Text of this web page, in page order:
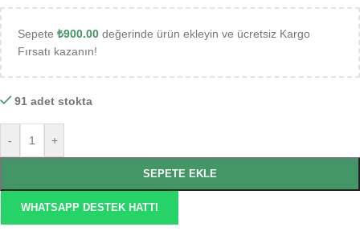
Sepete ₺900.00 değerinde ürün ekleyin ve ücretsiz Kargo
Fırsatı kazanın!
91 adet stokta
- +
SEPETE EKLE
WHATSAPP DESTEK HATTI